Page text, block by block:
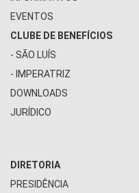
EVENTOS
CLUBE DE BENEFÍCIOS
- SÃO LUÍS
- IMPERATRIZ
DOWNLOADS
JURÍDICO
DIRETORIA
PRESIDÊNCIA